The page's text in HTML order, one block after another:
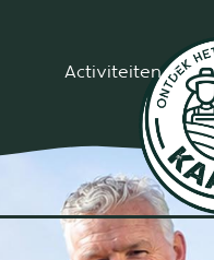
Activiteiten